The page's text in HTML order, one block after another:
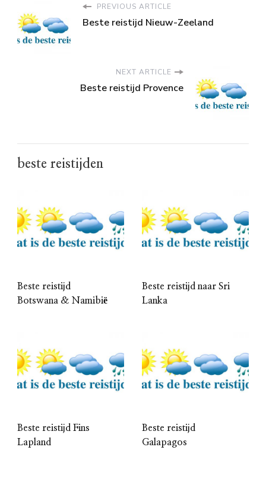
PREVIOUS ARTICLE
Beste reistijd Nieuw-Zeeland
NEXT ARTICLE
Beste reistijd Provence
beste reistijden
Beste reistijd
Botswana & Namibië
Beste reistijd naar Sri
Lanka
Beste reistijd Fins
Lapland
Beste reistijd
Galapagos